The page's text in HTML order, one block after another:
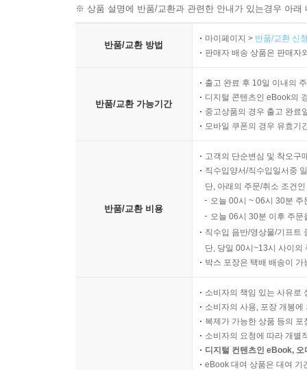
※ 상품 설명에 반품/교환과 관련한 안내가 있는경우 아
반품/교환 방법
마이페이지 > 반품/교환 신
판매자 배송 상품은 판매자
반품/교환 가능기간
출고 완료 후 10일 이내의
디지털 콘텐츠인 eBook의
중고상품의 경우 출고 완료
모바일 쿠폰의 경우 유효기
반품/교환 비용
고객의 단순변심 및 착오구
직수입양서/직수입일서중
단, 아래의 주문/취소 조건
오늘 00시 ~ 06시 30분
오늘 06시 30분 이후 주
직수입 음반/영상물/기프트
단, 당일 00시~13시 사이의
박스 포장은 택배 배송이
소비자의 책임 있는 사유로
소비자의 사용, 포장 개봉
복제가 가능한 상품 등의
소비자의 요청에 따라 개별
디지털 컨텐츠인 eBook,
eBook 대여 상품은 대여 기